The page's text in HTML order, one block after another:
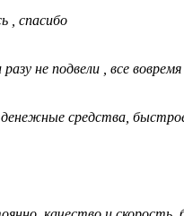
, спасибо
не подвели , все вовремя
средства,